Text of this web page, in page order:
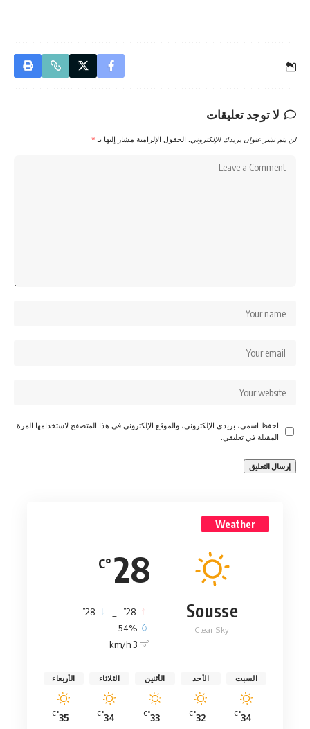
لا توجد تعليقات
لن يتم نشر عنوان بريدك الإلكتروني. الحقول الإلزامية مشار إليها بـ *
احفظ اسمي، بريدي الإلكتروني، والموقع الإلكتروني في هذا المتصفح لاستخدامها المرة
المقبلة في تعليقي.
Weather
28
°C
Sousse
Clear Sky
28
°
28
°
54%
3 km/h
السبت
34
°C
الأحد
32
°C
الأثنين
33
°C
الثلاثاء
34
°C
الأربعاء
35
°C